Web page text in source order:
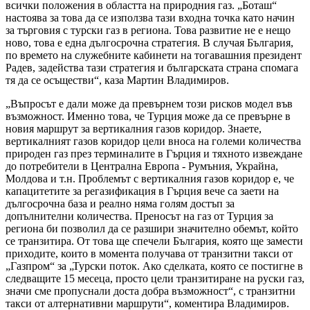
всички положения в областта на природния газ. „Боташ“
настоява за това да се използва тази входна точка като начин
за търговия с турски газ в региона. Това развитие не е нещо
ново, това е една дългосрочна стратегия. В случая България,
по времето на служебните кабинети на тогавашния президент
Радев, задейства тази стратегия и българската страна спомага
тя да се осъществи“, каза Мартин Владимиров.
„Въпросът е дали може да превърнем този рисков модел във
възможност. Именно това, че Турция може да се превърне в
новия маршрут за вертикалния газов коридор. Знаете,
вертикалният газов коридор цели вноса на големи количества
природен газ през терминалите в Гърция и тяхното извеждане
до потребители в Централна Европа - Румъния, Украйна,
Молдова и т.н. Проблемът с вертикалния газов коридор е, че
капацитетите за регазификация в Гърция вече са заети на
дългосрочна база и реално няма голям достъп за
допълнителни количества. Преносът на газ от Турция за
региона би позволил да се разшири значително обемът, който
се транзитира. От това ще спечели България, която ще замести
приходите, които в момента получава от транзитни такси от
„Газпром“ за „Турски поток. Ако сделката, която се постигне в
следващите 15 месеца, просто цели транзитиране на руски газ,
значи сме пропуснали доста добра възможност“, с транзитни
такси от алтернативни маршрути“, коментира Владимиров.